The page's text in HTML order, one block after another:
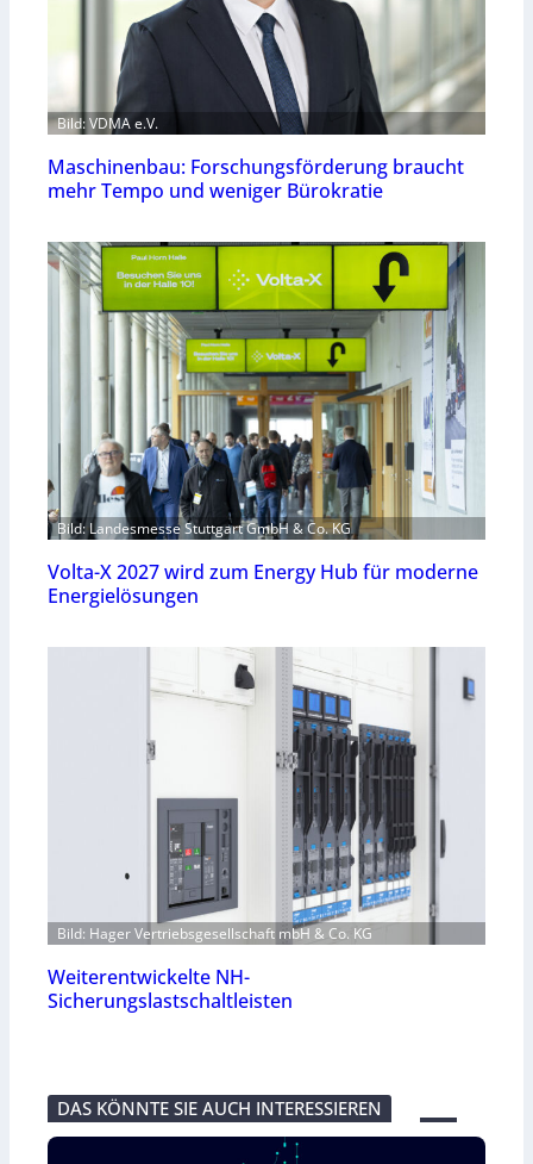
Bild: VDMA e.V.
Maschinenbau: Forschungsförderung braucht
mehr Tempo und weniger Bürokratie
Bild: Landesmesse Stuttgart GmbH & Co. KG
Volta-X 2027 wird zum Energy Hub für moderne
Energielösungen
Bild: Hager Vertriebsgesellschaft mbH & Co. KG
Weiterentwickelte NH-
Sicherungslastschaltleisten
DAS KÖNNTE SIE AUCH INTERESSIEREN